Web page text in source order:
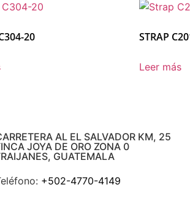
20 STRAP
Leer más
AL EL SALVADOR KM, 25
JOYA DE ORO ZONA 0
GUATEMALA
+502-4770-4149